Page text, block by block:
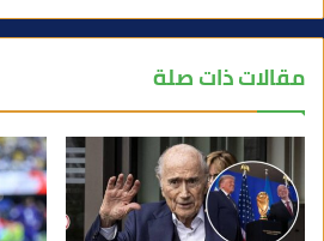
مقالات ذات صلة